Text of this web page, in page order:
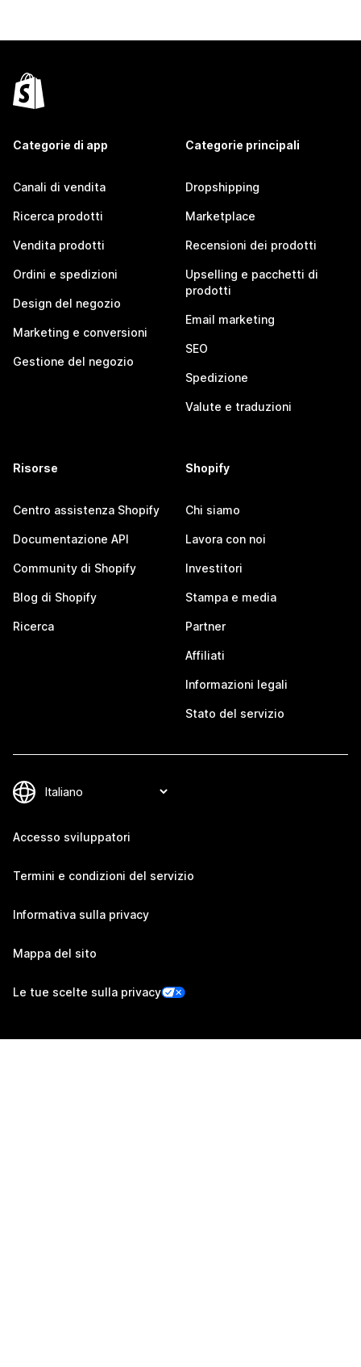
Categorie di app
Canali di vendita
Ricerca prodotti
Vendita prodotti
Ordini e spedizioni
Design del negozio
Marketing e conversioni
Gestione del negozio
Categorie principali
Dropshipping
Marketplace
Recensioni dei prodotti
Upselling e pacchetti di
prodotti
Email marketing
SEO
Spedizione
Valute e traduzioni
Risorse
Centro assistenza Shopify
Documentazione API
Community di Shopify
Blog di Shopify
Ricerca
Shopify
Chi siamo
Lavora con noi
Investitori
Stampa e media
Partner
Affiliati
Informazioni legali
Stato del servizio
Accesso sviluppatori
Termini e condizioni del servizio
Informativa sulla privacy
Mappa del sito
Le tue scelte sulla privacy